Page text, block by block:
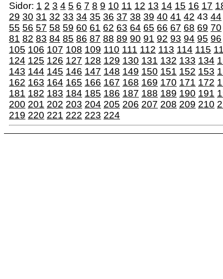
Sidor: 1 2 3 4 5 6 7 8 9 10 11 12 13 14 15 16 17
29 30 31 32 33 34 35 36 37 38 39 40 41 42 43 44
55 56 57 58 59 60 61 62 63 64 65 66 67 68 69 70
81 82 83 84 85 86 87 88 89 90 91 92 93 94 95 96
105 106 107 108 109 110 111 112 113 114 115
124 125 126 127 128 129 130 131 132 133 134
143 144 145 146 147 148 149 150 151 152 153
162 163 164 165 166 167 168 169 170 171 172
181 182 183 184 185 186 187 188 189 190 191
200 201 202 203 204 205 206 207 208 209 210
219 220 221 222 223 224